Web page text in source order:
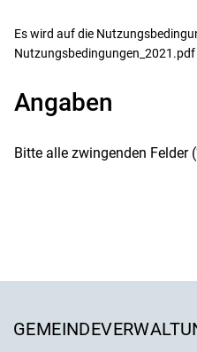
Es wird auf die
Nutzungsbedingungen_2021.pdf
Angaben
Bitte alle zwingenden Felder (
Fusszeile